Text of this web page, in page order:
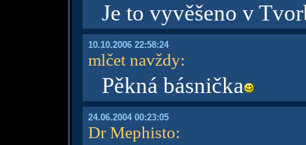
Je to vyvěšeno v
10.10.2006 22:58:24
mlčet navždy:
Pěkná básnička
24.06.2004 00:23:05
Dr Mephisto: